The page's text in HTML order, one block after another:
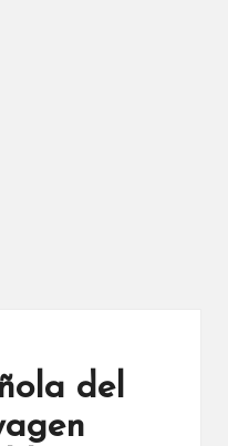
del